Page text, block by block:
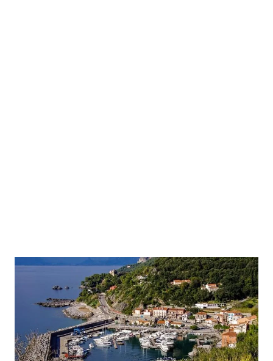
locali
Organizza il tuo soggiorno a Maratea: info e
consigli utili